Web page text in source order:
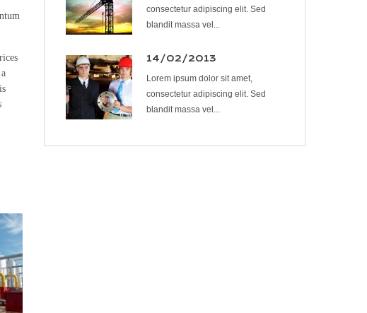
consectetur adipiscing elit. Sed
blandit massa vel...
14/02/2013
Lorem ipsum dolor sit amet,
consectetur adipiscing elit. Sed
blandit massa vel...